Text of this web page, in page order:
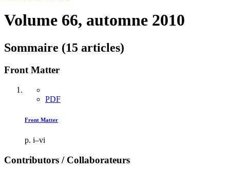
Volume 66, automne 2010
Sommaire (15 articles)
Front Matter
PDF
Front Matter
p. i–vi
Contributors / Collaborateurs